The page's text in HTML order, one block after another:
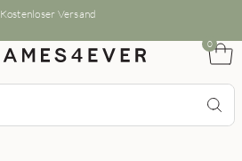
Kostenloser Versand
0